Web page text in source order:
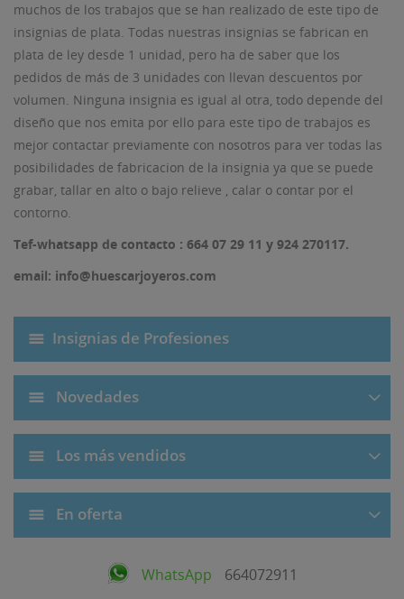
Insignias de Profesiones
Novedades
Los más vendidos
En oferta
WhatsApp 664072911
muchos de los trabajos que se han realizado de este tipo de
insignias de plata. Todas nuestras insignias se fabrican en
plata de ley desde 1 unidad, pero ha de saber que los
pedidos de más de 3 unidades con llevan descuentos por
volumen. Ninguna insignia es igual al otra, todo depende del
diseño que nos emita por ello para este tipo de trabajos es
mejor contactar previamente con nosotros para ver todas las
posibilidades de fabricacion de la insignia ya que se puede
grabar, tallar en alto o bajo relieve , calar o contar por el
contorno.
Tef-whatsapp de contacto : 664 07 29 11 y 924 270117.
email: info@huescarjoyeros.com